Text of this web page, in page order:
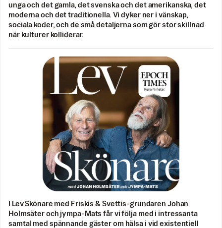
unga och det gamla, det svenska och det amerikanska, det
moderna och det traditionella. Vi dyker ner i vänskap,
sociala koder, och de små detaljerna som gör stor skillnad
när kulturer kolliderar.
I Lev Skönare med Friskis & Svettis-grundaren Johan
Holmsäter och jympa-Mats får vi följa med i intressanta
samtal med spännande gäster om hälsa i vid existentiell